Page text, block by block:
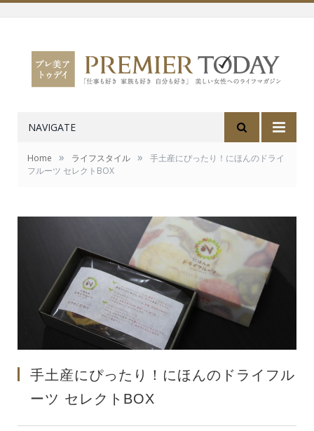
NAVIGATE
Home » ライフスタイル »
手土産にぴったり！にほんのドライ
フルーツ セレクトBOX
手土産にぴったり！にほんのドライフル
ーツ セレクトBOX